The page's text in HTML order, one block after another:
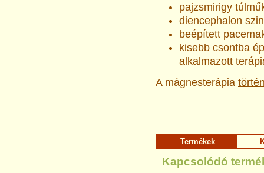
pajzsmirigy
diencephalon
beépített
kisebb csontba
alkalmazott
A mágnesterápia
Termékek
Kapcsolódó